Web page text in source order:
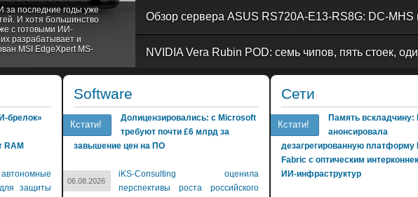
за последние годы уже
И хотя большинство
с готовыми ИИ-
разрабатывает и
MSI EdgeXpert MS-
брелок»
RAM
автономные
защиты
Software
Кстати!
Долицензировались: с Microsoft
требуют почти £6 млрд за
завышение цен на ПО
06.08.2026
iKS-Consulting оценила
перспективы роста российского
Сети
Кстати!
Память вскладчину:
анонсировала
дезагрегированную платформу
Fabric с оптическим
ИИ-инфраструктур